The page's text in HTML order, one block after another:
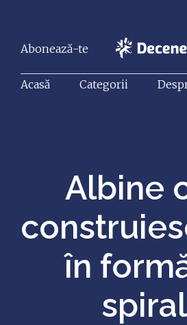
Abonează-te
Acasă Categorii
Albine
în